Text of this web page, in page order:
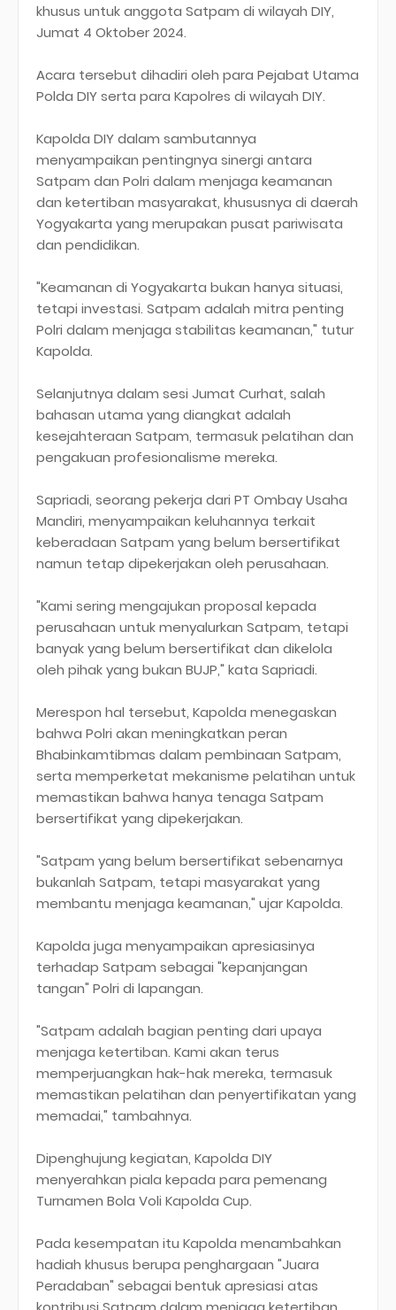
khusus untuk anggota Satpam di wilayah DIY,
Jumat 4 Oktober 2024.
Acara tersebut dihadiri oleh para Pejabat Utama
Polda DIY serta para Kapolres di wilayah DIY.
Kapolda DIY dalam sambutannya
menyampaikan pentingnya sinergi antara
Satpam dan Polri dalam menjaga keamanan
dan ketertiban masyarakat, khususnya di daerah
Yogyakarta yang merupakan pusat pariwisata
dan pendidikan.
"Keamanan di Yogyakarta bukan hanya situasi,
tetapi investasi. Satpam adalah mitra penting
Polri dalam menjaga stabilitas keamanan," tutur
Kapolda.
Selanjutnya dalam sesi Jumat Curhat, salah
bahasan utama yang diangkat adalah
kesejahteraan Satpam, termasuk pelatihan dan
pengakuan profesionalisme mereka.
Sapriadi, seorang pekerja dari PT Ombay Usaha
Mandiri, menyampaikan keluhannya terkait
keberadaan Satpam yang belum bersertifikat
namun tetap dipekerjakan oleh perusahaan.
"Kami sering mengajukan proposal kepada
perusahaan untuk menyalurkan Satpam, tetapi
banyak yang belum bersertifikat dan dikelola
oleh pihak yang bukan BUJP," kata Sapriadi.
Merespon hal tersebut, Kapolda menegaskan
bahwa Polri akan meningkatkan peran
Bhabinkamtibmas dalam pembinaan Satpam,
serta memperketat mekanisme pelatihan untuk
memastikan bahwa hanya tenaga Satpam
bersertifikat yang dipekerjakan.
"Satpam yang belum bersertifikat sebenarnya
bukanlah Satpam, tetapi masyarakat yang
membantu menjaga keamanan," ujar Kapolda.
Kapolda juga menyampaikan apresiasinya
terhadap Satpam sebagai "kepanjangan
tangan" Polri di lapangan.
"Satpam adalah bagian penting dari upaya
menjaga ketertiban. Kami akan terus
memperjuangkan hak-hak mereka, termasuk
memastikan pelatihan dan penyertifikatan yang
memadai," tambahnya.
Dipenghujung kegiatan, Kapolda DIY
menyerahkan piala kepada para pemenang
Turnamen Bola Voli Kapolda Cup.
Pada kesempatan itu Kapolda menambahkan
hadiah khusus berupa penghargaan "Juara
Peradaban" sebagai bentuk apresiasi atas